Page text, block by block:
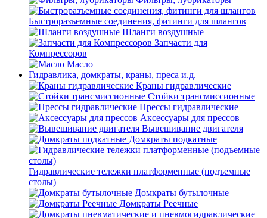
Быстроразъемные соединения, фитинги для шлангов
Шланги воздушные
Запчасти для
Компрессоров
Масло
Гидравлика, домкраты, краны, преса и.д.
Краны гидравлические
Стойки трансмиссионные
Прессы гидравлические
Аксессуары для прессов
Вывешивание двигателя
Домкраты подкатные
Гидравлические тележки платформенные (подъемные
столы)
Домкраты бутылочные
Домкраты Реечные